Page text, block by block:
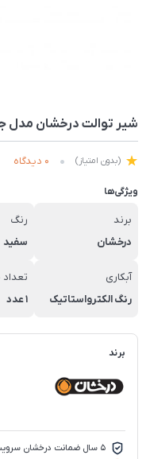
شیر توالت درخشان مدل
(بدون امتیاز) 0 دیدگاه
ویژگی‌ها
برند
درخشان
رنگ
سفید
آبکاری
رنگ الکترواستاتیک
1 عدد
برند
5 سال ضمانت درخشان سرویس